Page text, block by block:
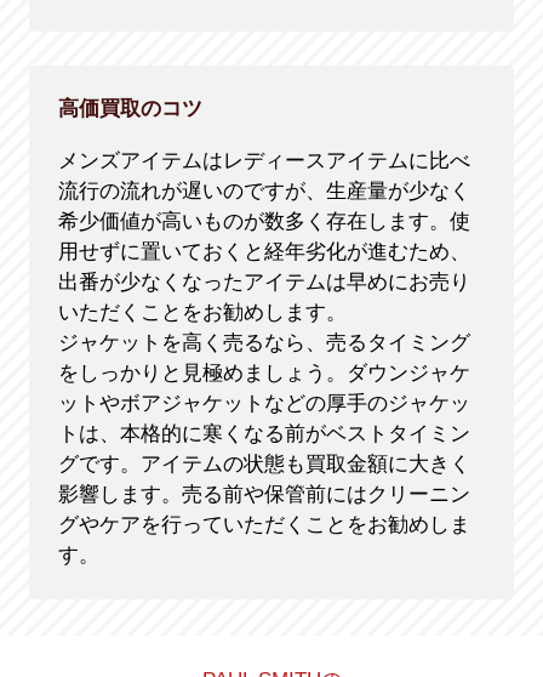
高価買取のコツ
メンズアイテムはレディースアイテムに比べ
流行の流れが遅いのですが、生産量が少なく
希少価値が高いものが数多く存在します。使
用せずに置いておくと経年劣化が進むため、
出番が少なくなったアイテムは早めにお売り
いただくことをお勧めします。
ジャケットを高く売るなら、売るタイミング
をしっかりと見極めましょう。ダウンジャケ
ットやボアジャケットなどの厚手のジャケッ
トは、本格的に寒くなる前がベストタイミン
グです。アイテムの状態も買取金額に大きく
影響します。売る前や保管前にはクリーニン
グやケアを行っていただくことをお勧めしま
す。